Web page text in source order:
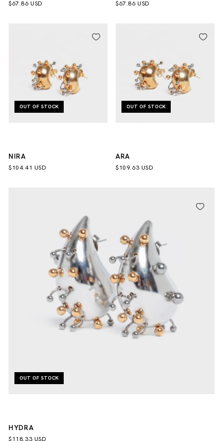
$67.86 USD $67.86 USD
OUT OF STOCK
NIRA
$104.41 USD
OUT OF STOCK
ARA
$109.63 USD
OUT OF STOCK
HYDRA
$118.33 USD